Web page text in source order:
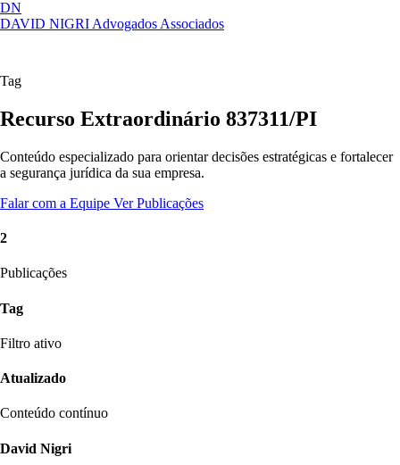
DN
DAVID NIGRI Advogados Associados
Artigos, sentenças, áreas de atuação,
Tag
Recurso Extraordinário 837311/PI
Conteúdo especializado para orientar decisões estratégicas e fortalecer
a segurança jurídica da sua empresa.
Falar com a Equipe Ver Publicações
2
Publicações
Tag
Filtro ativo
Atualizado
Conteúdo contínuo
David Nigri